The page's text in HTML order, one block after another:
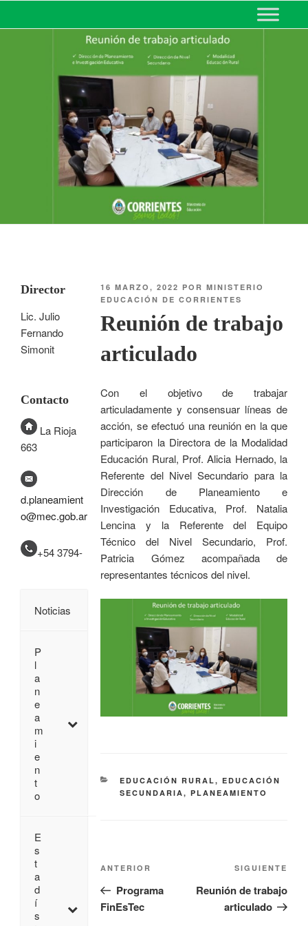
MINISTERIO DE EDUCACIÓN
DE CORRIENTES
16 MARZO, 2022 PORMINISTERIO
EDUCACIÓN DE CORRIENTES
Reunión de trabajo
articulado
Con el objetivo de trabajar
articuladamente y consensuar líneas de
acción, se efectuó una reunión en la que
participaron la Directora de la Modalidad
Educación Rural, Prof. Alicia Hernado, la
Referente del Nivel Secundario para la
Dirección de Planeamiento e
Investigación Educativa, Prof. Natalia
Lencina y la Referente del Equipo
Técnico del Nivel Secundario, Prof.
Patricia Gómez acompañada de
representantes técnicos del nivel.
EDUCACIÓN RURAL, EDUCACIÓN
SECUNDARIA, PLANEAMIENTO
ANTERIOR
Programa
FinEsTec
SIGUIENTE
Reunión de trabajo
articulado
Director
Lic. Julio
Fernando
Simonit
Contacto
La Rioja
663
d.planeamient
o@mec.gob.ar
+54 3794-
Noticias
P
l
a
n
e
a
m
i
e
n
t
o
E
s
t
a
d
í
s